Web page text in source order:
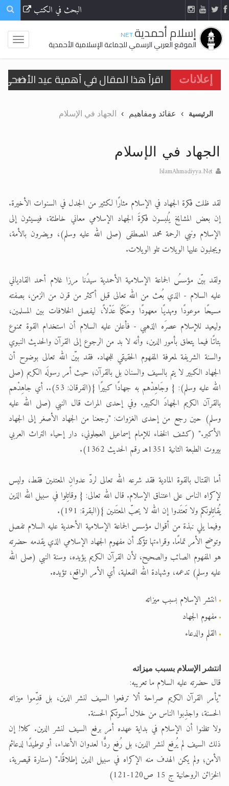
البحث في الكتب
إسلام أحمدية.NET
الموقع العربي الرسمي للجماعة الإسلامية الأحمدية
إعلانات
الحجّ.. دلالات، حِكم، وأهداف >> المزيد
تعميم هامّ لأفراد الجماعة >> المزيد
الحجّ.. دلالات، حِكم، وأهداف >> المزيد
اقرأ هذا المقال في أهمية عيد
اقرأ هذا المقال في أهمية عيد
الرئيسية عقائد ومفاهيم الجهاد في الإسلام
الجهاد في الإسلام
IslamAhmadiyya.Net
لقد ظلت فكرة الجهاد في الإسلام مثارًا لكثير من الجدل في السنوات الأخيرة.
إن بعض المشايخ يُلبسون فكرةَ الجهاد الإسلامي معاني خاطئة، فيسيئون إلى
الإسلام ونبي الرحمة محمد المصطفى (صلى الله عليه وسلم)، ويضرون بالأمة،
ويجلبون عليها الويلات تلو الويلات.
ولقد بيّن مؤسسُ الجماعة الإسلامية الأحمدية سيدُنا مرزا غلام أحمد القادياني
عليه السلام - الذي بُعث من الله تعالى قبل أكثر من قرن من الزمن، بصفته
مسيحًا موعودًا ومهديًا معهودًا وحَكَمًا عَدْلاً، ليفصل الخلافات بين المسلمين،
وليعيد للإسلام عصرَه الذهبي - فأعلن عليه السلام أن استخدام القوة ممنوع
بتاتًا فيما يتعلق بأمور الدين، وأنه لا بد من الرجوع إلى القرآن والحديث النبوي
والسنة الشريفة لمعرفة المفهوم الحقيقي للجهاد. فقد بيّن الله تعالى بوضوح أن
الجهاد الكبير لا يتم بالسيف والسنان بل بالقرآن؛ حيث أمر رسولَه الكريم (صلى
الله عليه وسلم): { وجَاهِدْهم به جهادًا كبيرًا }(الفرقان: 53).. أي جاهِدْهم
بالقرآن الكريم الجهادَ الكبير. وفي إحدى المرات قال النبي (صلى الله عليه
وسلم) حين رجع من إحدى الغزوات: "رجعنا من الجهاد الأصغر إلى الجهاد
الأكبر." (كشف الخفاء للإمام إسماعيل العجلوني، دار إحياء التراث العربي
بيروت الطبعة الثانية 1351هـ رقم الحديث 1362).
أما القتال بالقوة المادية فقد شرعه الله تعالى لردّ عدوانِ المعتدين فقط، وليس
لإكراه الناس على اعتناق الإسلام. قال الله تعالى: { وقاتِلوا في سبيل الله الذين
يُقاتِلونكم ولا تَعتَدوا إن الله لا يحبّ المعتَدين }(البقرة: 191).
وفيما يلي نبذة من أقوال مؤسس الجماعة الإسلامية الأحمدية عليه السلام تفصل
وتوضح الأمر تمامًا. وقراءتها تؤكد أن مفهوم الجهاد الإسلامي الذي يقدمه حضرته
هو المفهوم الصائب والصحيح، لأن القرآن الكريم يؤيده، وسنة النبي (صلى الله
عليه وسلم) تدعمه، وشهادة الله الفعلية، أي الأمر الواقع، تؤيده.
انتشر الإسلام بسبب ميزاته
مفهوم الجهاد
القلم والدعاء
انتشر الإسلام بسبب ميزاته
قال حضرته عليه السلام ما تعريبه:
"يأمر القرآن الكريم صراحة ألا ترفعوا السيف لنشر الدين، بل قدِّموا ميزاته
الحسنة، واجذِبوا الناس من خلال أسوتكم الحسنة.
ولا تظنوا أن الإسلام في بداية عهده أمر برفع السيف لنشر الدين. كلا! إن
ذلك السيف لم يُرفع لنشر الدين، بل رُفع ردًّا لعدوان الأعداء، أو توطيدًا لدعائم
الأمن؛ ولم يكن الهدف منه الإكراه في سبيل الدين إطلاقًا." (ستارة قيصرية،
الخزائن الروحانية ج 15 ص120-121)